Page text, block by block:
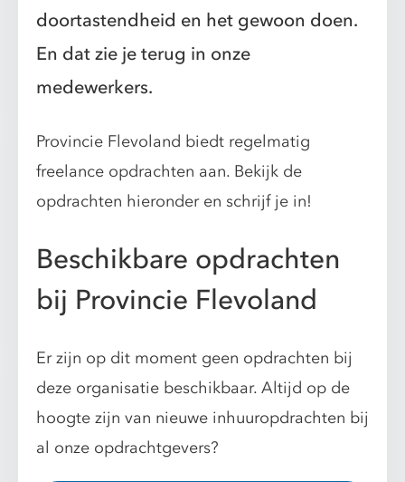
doortastendheid en het gewoon doen.
En dat zie je terug in onze
medewerkers.
Provincie Flevoland biedt regelmatig
freelance opdrachten aan. Bekijk de
opdrachten hieronder en schrijf je in!
Beschikbare opdrachten
bij Provincie Flevoland
Er zijn op dit moment geen opdrachten bij
deze organisatie beschikbaar. Altijd op de
hoogte zijn van nieuwe inhuuropdrachten bij
al onze opdrachtgevers?